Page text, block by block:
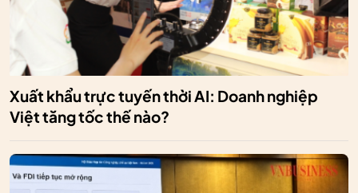
Xuất khẩu trực tuyến thời AI: Doanh nghiệp
Việt tăng tốc thế nào?